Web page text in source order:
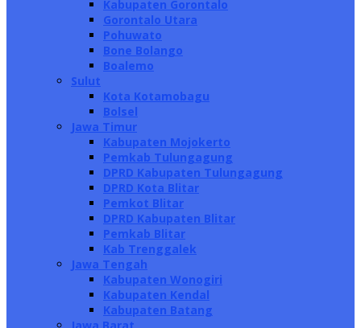
Kabupaten Gorontalo
Gorontalo Utara
Pohuwato
Bone Bolango
Boalemo
Sulut
Kota Kotamobagu
Bolsel
Jawa Timur
Kabupaten Mojokerto
Pemkab Tulungagung
DPRD Kabupaten Tulungagung
DPRD Kota Blitar
Pemkot Blitar
DPRD Kabupaten Blitar
Pemkab Blitar
Kab Trenggalek
Jawa Tengah
Kabupaten Wonogiri
Kabupaten Kendal
Kabupaten Batang